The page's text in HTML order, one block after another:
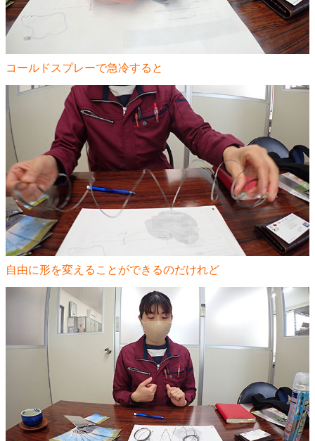
コールドスプレーで急冷すると
自由に形を変えることができるのだけれど